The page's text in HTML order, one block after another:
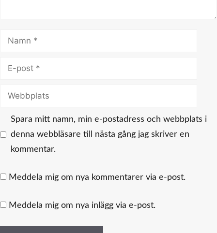
Namn
Webbplats
Spara mitt namn, min e-postadress och webbplats i
denna webbläsare till nästa gång jag skriver en
kommentar.
Meddela mig om nya kommentarer via e-post.
Meddela mig om nya inlägg via e-post.